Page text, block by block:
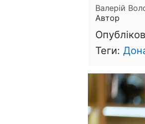
Валерій
Автор
Теги: